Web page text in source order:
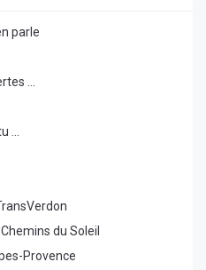
parle
...
...
du Soleil
Provence